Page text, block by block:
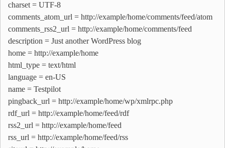
charset = UTF-8
comments_atom_url = http://example/home/comments/feed/atom
comments_rss2_url = http://example/home/comments/feed
description = Just another WordPress blog
home = http://example/home
html_type = text/html
language = en-US
name = Testpilot
pingback_url = http://example/home/wp/xmlrpc.php
rdf_url = http://example/home/feed/rdf
rss2_url = http://example/home/feed
rss_url = http://example/home/feed/rss